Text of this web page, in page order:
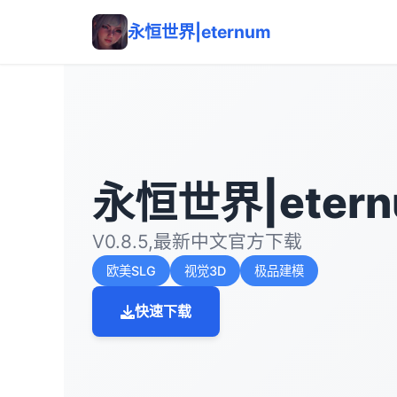
永恒世界|eternum
永恒世界
V0.8.5,最新中文官方下载
欧美SLG 视觉3D 极品建模
快速下载